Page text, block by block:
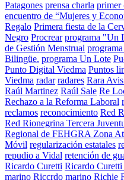
Patagones prensa charla primer
encuentro de “Mujeres y
Regalo Primera fiesta de la
Negro Procrear programa "Un
de Gestión Menstrual
Bilingüe. programa Un Lote
Punto Digital Viedma Puntos
Viedma radar radares Rara
Raúl Martinez Raúl Sale Re
Rechazo a la Reforma Laboral
reclamos reconocimiento Red
Red Rionegrina Tercera
Regional de FEHGRA Zona
Móvil regularización estatales
repudio a Vidal retención de
Ricardo Curetti Ricardo
marino Riccrdo marino Richie